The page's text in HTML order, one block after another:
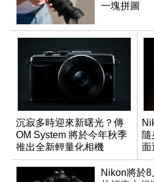
一塊拼圖
沉寂多時迎來新曙光？傳
OM System 將於今年秋季
推出全新輕量化相機
隨
面
Nikon將於